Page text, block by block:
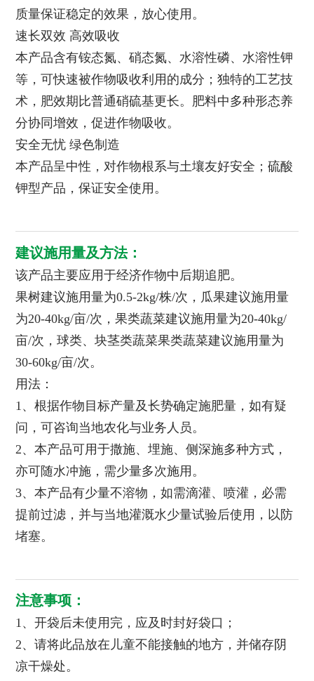
质量保证稳定的效果，放心使用。
速长双效 高效吸收
本产品含有铵态氮、硝态氮、水溶性磷、水溶性钾
等，可快速被作物吸收利用的成分；独特的工艺技
术，肥效期比普通硝硫基更长。肥料中多种形态养
分协同增效，促进作物吸收。
安全无忧 绿色制造
本产品呈中性，对作物根系与土壤友好安全；硫酸
钾型产品，保证安全使用。
建议施用量及方法：
该产品主要应用于经济作物中后期追肥。
果树建议施用量为0.5-2kg/株/次，瓜果建议施用量
为20-40kg/亩/次，果类蔬菜建议施用量为20-40kg/
亩/次，球类、块茎类蔬菜果类蔬菜建议施用量为
30-60kg/亩/次。
用法：
1、根据作物目标产量及长势确定施肥量，如有疑
问，可咨询当地农化与业务人员。
2、本产品可用于撒施、埋施、侧深施多种方式，
亦可随水冲施，需少量多次施用。
3、本产品有少量不溶物，如需滴灌、喷灌，必需
提前过滤，并与当地灌溉水少量试验后使用，以防
堵塞。
注意事项：
1、开袋后未使用完，应及时封好袋口；
2、请将此品放在儿童不能接触的地方，并储存阴
凉干燥处。